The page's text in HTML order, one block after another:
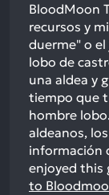
BloodMoon
recursos y
duerme" o
lobo de
una aldea y
tiempo que
hombre
aldeanos,
información
enjoyed this
to